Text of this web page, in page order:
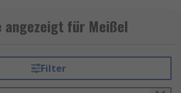
sind meist mit einem
oder Metallgriff ausgestattet,
beim Arbeiten ermöglicht.
kommen in unterschiedlichen
angezeigt für Meißel
Filter